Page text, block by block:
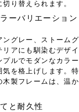
り替えられます。
ーバリエーション
ングレー、ストーム
リアにも馴染むデザ
プルでモダンなカラ
気を格上げします。
木製フレームは、温
と耐久性